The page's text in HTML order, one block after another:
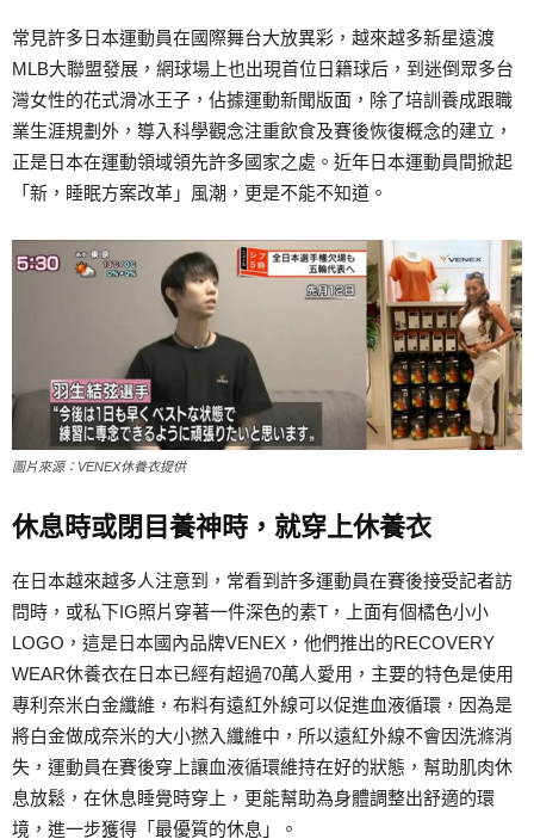
常見許多日本運動員在國際舞台大放異彩，越來越多新星遠渡
MLB大聯盟發展，網球場上也出現首位日籍球后，到迷倒眾多台
灣女性的花式滑冰王子，佔據運動新聞版面，除了培訓養成跟職
業生涯規劃外，導入科學觀念注重飲食及賽後恢復概念的建立，
正是日本在運動領域領先許多國家之處。近年日本運動員間掀起
「新，睡眠方案改革」風潮，更是不能不知道。
圖片來源：VENEX休養衣提供
休息時或閉目養神時，就穿上休養衣
在日本越來越多人注意到，常看到許多運動員在賽後接受記者訪
問時，或私下IG照片穿著一件深色的素T，上面有個橘色小小
LOGO，這是日本國內品牌VENEX，他們推出的RECOVERY
WEAR休養衣在日本已經有超過70萬人愛用，主要的特色是使用
專利奈米白金纖維，布料有遠紅外線可以促進血液循環，因為是
將白金做成奈米的大小撚入纖維中，所以遠紅外線不會因洗滌消
失，運動員在賽後穿上讓血液循環維持在好的狀態，幫助肌肉休
息放鬆，在休息睡覺時穿上，更能幫助為身體調整出舒適的環
境，進一步獲得「最優質的休息」。